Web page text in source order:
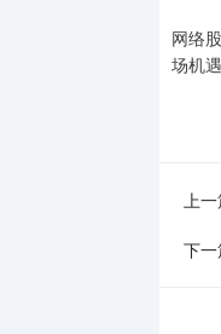
网络
场机
上
下一